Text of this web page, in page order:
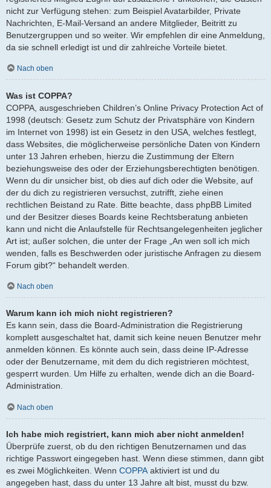
nicht zur Verfügung stehen: zum Beispiel Avatarbilder, Private
Nachrichten, E-Mail-Versand an andere Mitglieder, Beitritt zu
Benutzergruppen und so weiter. Wir empfehlen dir eine Anmeldung,
da sie schnell erledigt ist und dir zahlreiche Vorteile bietet.
Nach oben
Was ist COPPA?
COPPA, ausgeschrieben Children’s Online Privacy Protection Act of
1998 (deutsch: Gesetz zum Schutz der Privatsphäre von Kindern
im Internet von 1998) ist ein Gesetz in den USA, welches festlegt,
dass Websites, die möglicherweise persönliche Daten von Kindern
unter 13 Jahren erheben, hierzu die Zustimmung der Eltern
beziehungsweise des oder der Erziehungsberechtigten benötigen.
Wenn du dir unsicher bist, ob dies auf dich oder die Website, auf
der du dich zu registrieren versuchst, zutrifft, ziehe einen
rechtlichen Beistand zu Rate. Bitte beachte, dass phpBB Limited
und der Besitzer dieses Boards keine Rechtsberatung anbieten
kann und nicht die Anlaufstelle für Rechtsangelegenheiten jeglicher
Art ist; außer solchen, die unter der Frage „An wen soll ich mich
wenden, falls es Beschwerden oder juristische Anfragen zu diesem
Forum gibt?“ behandelt werden.
Nach oben
Warum kann ich mich nicht registrieren?
Es kann sein, dass die Board-Administration die Registrierung
komplett ausgeschaltet hat, damit sich keine neuen Benutzer mehr
anmelden können. Es könnte auch sein, dass deine IP-Adresse
oder der Benutzername, mit dem du dich registrieren möchtest,
gesperrt wurden. Um Hilfe zu erhalten, wende dich an die Board-
Administration.
Nach oben
Ich habe mich registriert, kann mich aber nicht anmelden!
Überprüfe zuerst, ob du den richtigen Benutzernamen und das
richtige Passwort eingegeben hast. Wenn diese stimmen, dann gibt
es zwei Möglichkeiten. Wenn COPPA aktiviert ist und du
angegeben hast, dass du unter 13 Jahre alt bist, musst du bzw.